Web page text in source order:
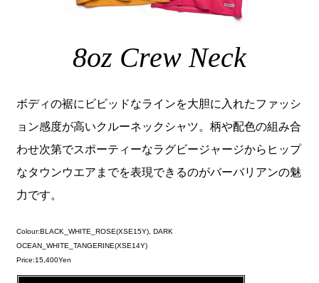
8oz Crew Neck
ボディの裾にビビッドなラインを大胆に入れたファッシ
ョン感度が高いクルーネックシャツ。柄や配色の組み合
わせ次第でスポーティーなラグビージャージからヒップ
なタウンウエアまでを表現できるのがバーバリアンの魅
力です。
Colour:BLACK_WHITE_ROSE(XSE15Y), DARK
OCEAN_WHITE_TANGERINE(XSE14Y)
Price:15,400Yen